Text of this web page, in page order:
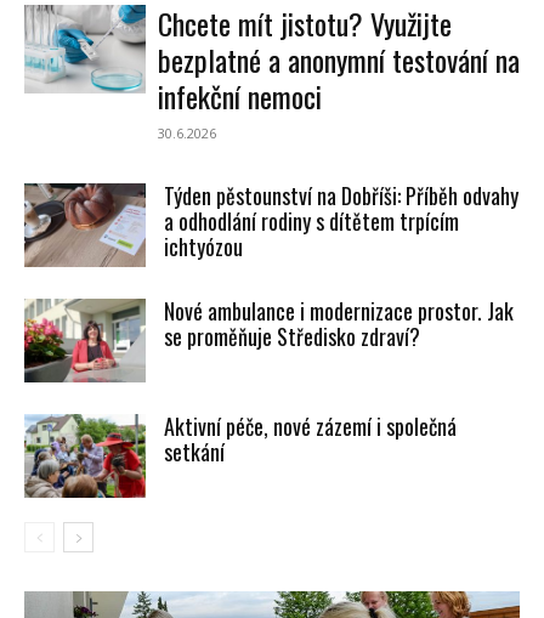
Chcete mít jistotu? Využijte
bezplatné a anonymní testování na
infekční nemoci
30.6.2026
Týden pěstounství na Dobříši: Příběh odvahy
a odhodlání rodiny s dítětem trpícím
ichtyózou
Nové ambulance i modernizace prostor. Jak
se proměňuje Středisko zdraví?
Aktivní péče, nové zázemí i společná
setkání